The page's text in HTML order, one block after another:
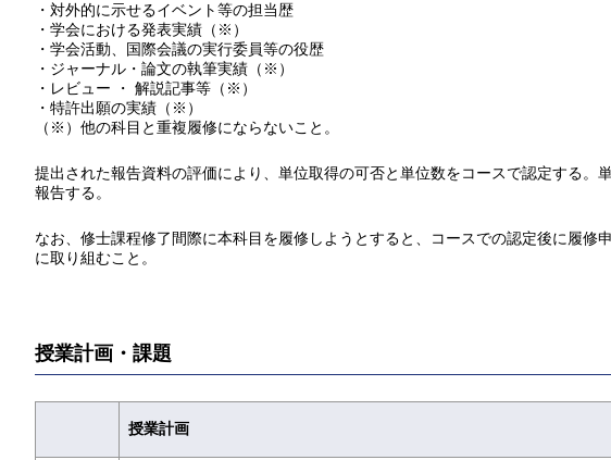
・対外的に示せるイベント等の担当歴
・学会における発表実績（※）
・学会活動、国際会議の実行委員等の役歴
・ジャーナル・論文の執筆実績（※）
・レビュー ・ 解説記事等（※）
・特許出願の実績（※）
（※）他の科目と重複履修にならないこと。
提出された報告資料の評価により、単位取得の可否と単位数をコースで認定する
報告する。
なお、修士課程修了間際に本科目を履修しようとすると、コースでの認定後に履
に取り組むこと。
授業計画・課題
授業計画